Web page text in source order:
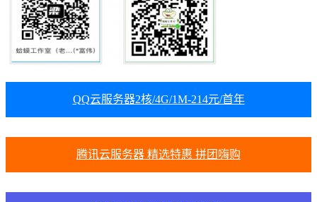
QQ云服务器2核/4G/1M-214元/首年
腾讯云服务器 精选特惠 拼团嗨购